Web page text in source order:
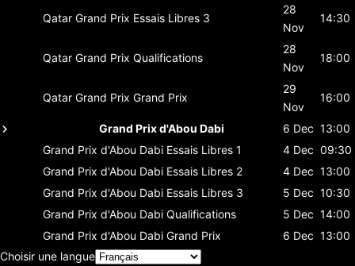
Qatar Grand Prix Essais Libres 3
28
Nov
14:30
Qatar Grand Prix Qualifications
28
Nov
18:00
Qatar Grand Prix Grand Prix
29
Nov
16:00
Grand Prix d'Abou Dabi 6 Dec 13:00
Grand Prix d'Abou Dabi Essais Libres 1 4 Dec 09:30
Grand Prix d'Abou Dabi Essais Libres 2 4 Dec 13:00
Grand Prix d'Abou Dabi Essais Libres 3 5 Dec 10:30
Grand Prix d'Abou Dabi Qualifications 5 Dec 14:00
Grand Prix d'Abou Dabi Grand Prix 6 Dec 13:00
Choisir une langue